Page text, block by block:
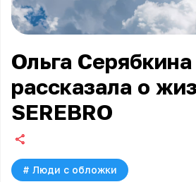
Ольга Серябкина
рассказала о
SEREBRO
# Люди с обложки